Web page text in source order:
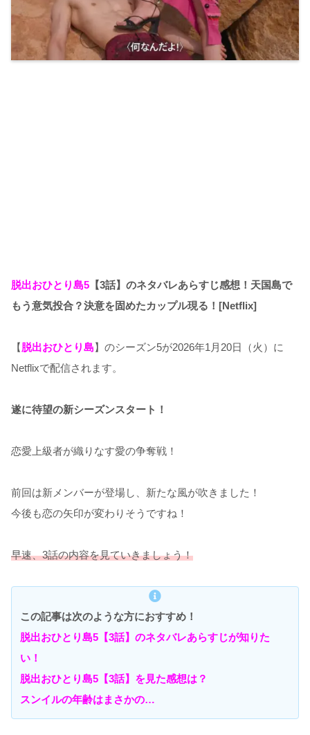
脱出おひとり島5 【3話】のネタバレあらすじ感想！天国島で
もう意気投合？決意を固めたカップル現る！[Netflix]
【脱出おひとり島】のシーズン5が2026年1月20日（火）に
Netflixで配信されます。
遂に待望の新シーズンスタート！
恋愛上級者が織りなす愛の争奪戦！
前回は新メンバーが登場し、新たな風が吹きました！
今後も恋の矢印が変わりそうですね！
早速、3話の内容を見ていきましょう！
この記事は次のような方におすすめ！
脱出おひとり島5【3話】のネタバレあらすじが知りた
い！
脱出おひとり島5【3話】を見た感想は？
スンイルの年齢はまさかの…